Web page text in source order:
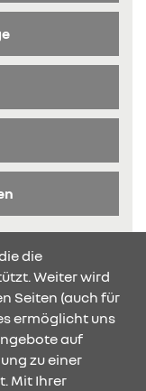
die
Weiter wird
Seiten (auch für
ermöglicht uns
auf
zu einer
Mit Ihrer